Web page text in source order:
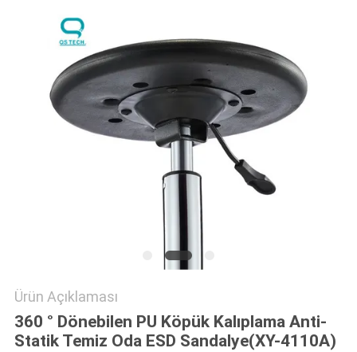
PRIVACY
POLICY
Ürün Açıklaması
360 ° Dönebilen PU Köpük Kalıplama Anti-
Statik Temiz Oda ESD Sandalye(XY-4110A)